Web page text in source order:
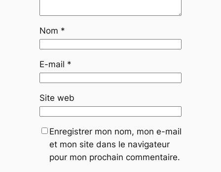
Nom *
E-mail *
Site web
Enregistrer mon nom, mon e-mail
et mon site dans le navigateur
pour mon prochain commentaire.